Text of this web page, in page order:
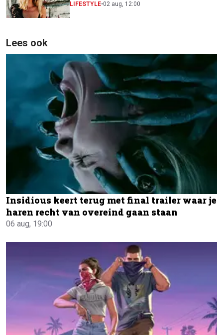
festivalscene van Europa"
LIFESTYLE•02 aug, 12:00
Lees ook
Insidious keert terug met final trailer waar je
haren recht van overeind gaan staan
06 aug, 19:00